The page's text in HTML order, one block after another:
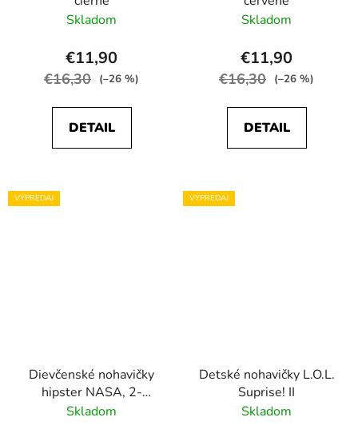
Skladom
€11,90
€16,30 (–26 %)
DETAIL
Skladom
€11,90
€16,30 (–26 %)
DETAIL
VÝPREDAJ
Dievčenské nohavičky
hipster NASA, 2-
balenie
Skladom
VÝPREDAJ
Detské nohavičky L.O.L.
Suprise! II
Skladom